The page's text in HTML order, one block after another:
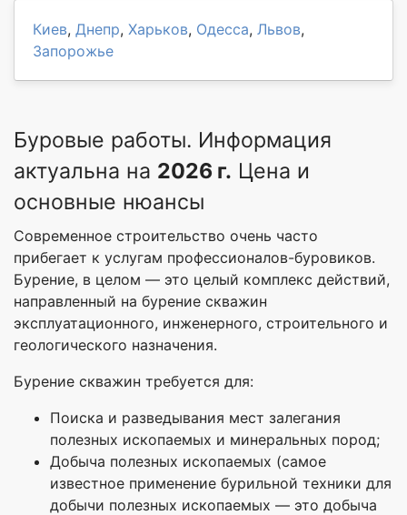
Киев, Днепр, Харьков, Одесса, Львов,
Запорожье
Буровые работы. Информация
актуальна на 2026 г. Цена и
основные нюансы
Современное строительство очень часто
прибегает к услугам профессионалов-буровиков.
Бурение, в целом — это целый комплекс действий,
направленный на бурение скважин
эксплуатационного, инженерного, строительного и
геологического назначения.
Бурение скважин требуется для:
Поиска и разведывания мест залегания
полезных ископаемых и минеральных пород;
Добыча полезных ископаемых (самое
известное применение бурильной техники для
добычи полезных ископаемых — это добыча